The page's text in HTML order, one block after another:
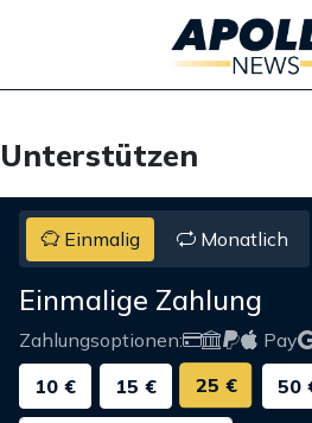
Unterstützen
Einmalig Monatlich
Einmalige Zahlung
Zahlungsoptionen: Pay
10 €
15 € 25 € 50